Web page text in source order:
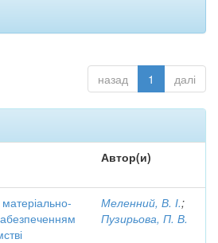
назад 1 далі
Автор(и)
Меленний, В. І.;
Пузирьова, П. В.